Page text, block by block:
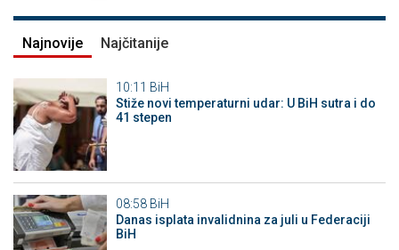
Najnovije Najčitanije
10:11 BiH
Stiže novi temperaturni udar: U BiH sutra i do
41 stepen
08:58 BiH
Danas isplata invalidnina za juli u Federaciji
BiH